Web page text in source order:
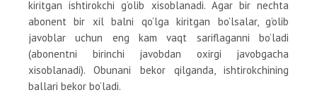
kiritgan ishtirokchi g’olib xisoblanadi. Agar bir nechta
abonent bir xil balni qo’lga kiritgan bo’lsalar, g’olib
javoblar uchun eng kam vaqt sariflaganni bo’ladi
(abonentni birinchi javobdan oxirgi javobgacha
xisoblanadi). Obunani bekor qilganda, ishtirokchining
ballari bekor bo’ladi.